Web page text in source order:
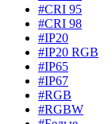
#CRI 95
#CRI 98
#IP20
#IP20 RGB
#IP65
#IP67
#RGB
#RGBW